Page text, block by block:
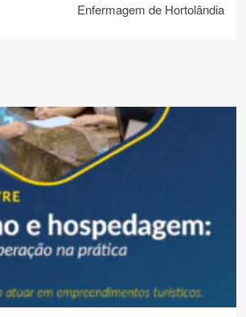
Enfermagem de Hortolândia